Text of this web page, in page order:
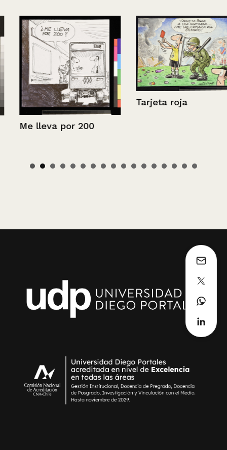
Me lleva por 200
Tarjeta roja